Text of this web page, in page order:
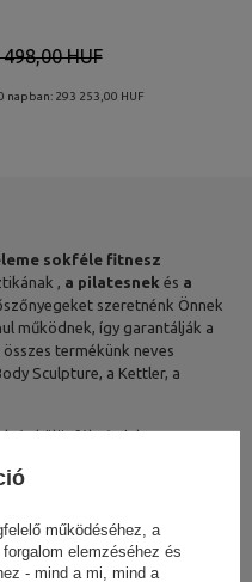
ára az elmúlt 30 napban: 108
087,00 HUF
sokféle fitnesz
, a pilatesnek és a
szeretnénk Önnek
működnek, így garantálják a
termékünk neves
Sculpture, a Kettler, a
és különféle érdekes
négy és öt milliméteresek is.
pedig van egy
is. Minden termék nemcsak
(vagy összecsukható -
működéséhez, a
elemzéséhez és
- mind a mi, mind a